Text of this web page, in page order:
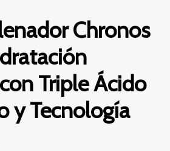
Chronos
Triple Ácido
y Tecnología